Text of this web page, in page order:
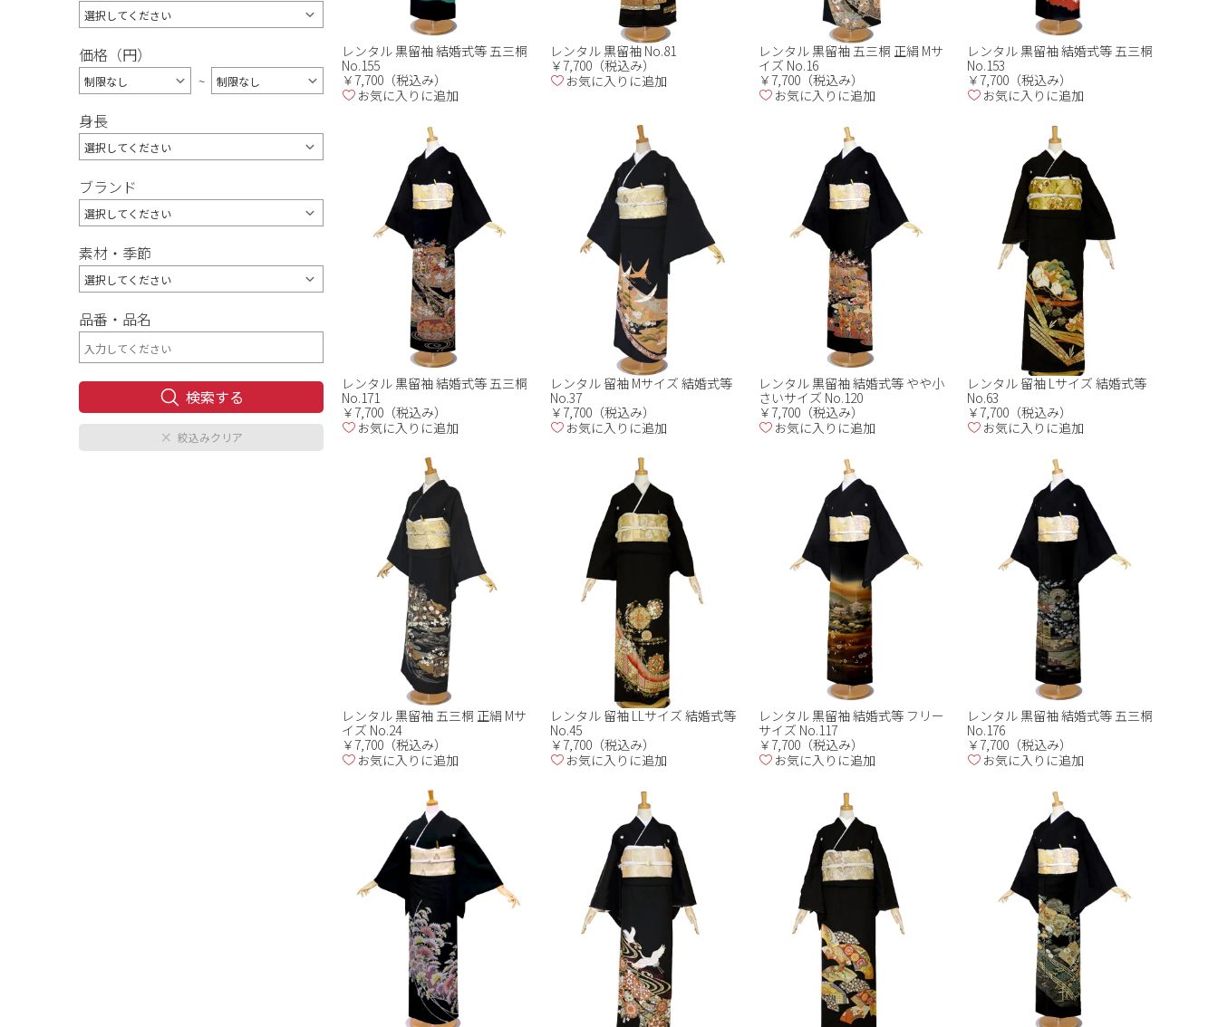
価格（円）
~
身長
ブランド
素材・季節
品番・品名
レンタル 黒留袖 結婚式等 五三桐
No.155
￥7,700（税込み）
お気に入りに追加
レンタル 黒留袖 No.81
￥7,700（税込み）
お気に入りに追加
レンタル 黒留袖 五三桐 正絹 Mサ
イズ No.16
￥7,700（税込み）
お気に入りに追加
レンタル 黒留袖 結婚式等 五三桐
No.153
￥7,700（税込み）
お気に入りに追加
レンタル 黒留袖 結婚式等 五三桐
No.171
￥7,700（税込み）
お気に入りに追加
レンタル 留袖 Mサイズ 結婚式等
No.37
￥7,700（税込み）
お気に入りに追加
レンタル 黒留袖 結婚式等 やや小
さいサイズ No.120
￥7,700（税込み）
お気に入りに追加
レンタル 留袖 Lサイズ 結婚式等
No.63
￥7,700（税込み）
お気に入りに追加
レンタル 黒留袖 五三桐 正絹 Mサ
イズ No.24
￥7,700（税込み）
お気に入りに追加
レンタル 留袖 LLサイズ 結婚式等
No.45
￥7,700（税込み）
お気に入りに追加
レンタル 黒留袖 結婚式等 フリー
サイズ No.117
￥7,700（税込み）
お気に入りに追加
レンタル 黒留袖 結婚式等 五三桐
No.176
￥7,700（税込み）
お気に入りに追加